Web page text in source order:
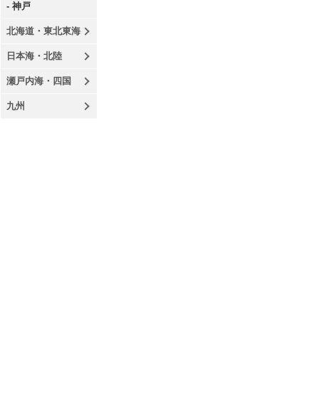
- 神戸
北海道・東北東海
日本海・北陸
瀬戸内海・四国
九州